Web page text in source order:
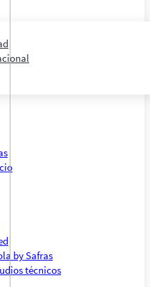
by Safras
técnicos